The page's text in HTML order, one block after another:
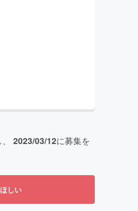
2023/03/12に募集を
しい